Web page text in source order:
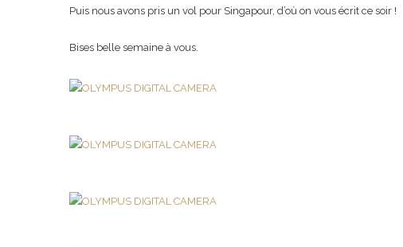
Puis nous avons pris un vol pour Singapour, d’où on vous écrit ce soir !
Bises belle semaine à vous.